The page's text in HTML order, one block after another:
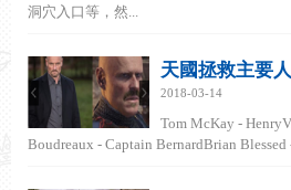
洞穴入口等，然...
天國拯救主要
2018-03-14
Tom McKay -
Boudreaux - Captain BernardBrian Blessed